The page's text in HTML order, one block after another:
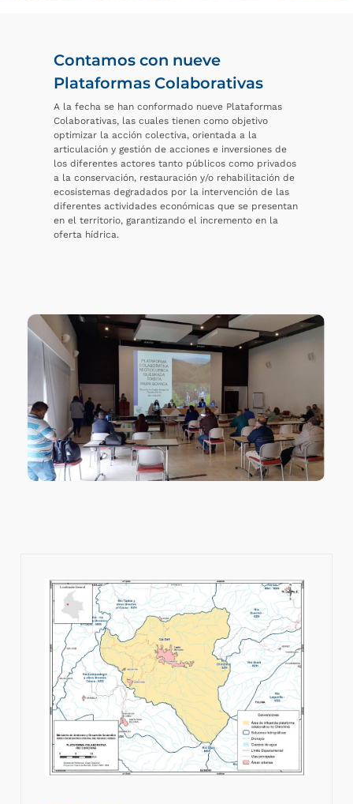
Contamos con nueve
Plataformas Colaborativas
A la fecha se han conformado nueve Plataformas
Colaborativas, las cuales tienen como objetivo
optimizar la acción colectiva, orientada a la
articulación y gestión de acciones e inversiones de
los diferentes actores tanto públicos como privados
a la conservación, restauración y/o rehabilitación de
ecosistemas degradados por la intervención de las
diferentes actividades económicas que se presentan
en el territorio, garantizando el incremento en la
oferta hídrica.